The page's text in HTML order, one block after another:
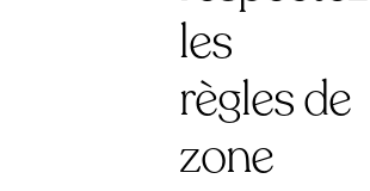
les
règles de
zone